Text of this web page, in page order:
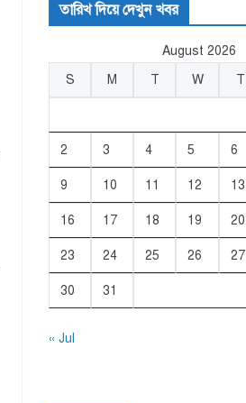
তারিখ দিয়ে দেখুন খবর
August 2026
S
M T W T
2 3 4 5 6
9 10 11 12 13
16 17 18 19 20
23 24 25 26 27
30 31
« Jul